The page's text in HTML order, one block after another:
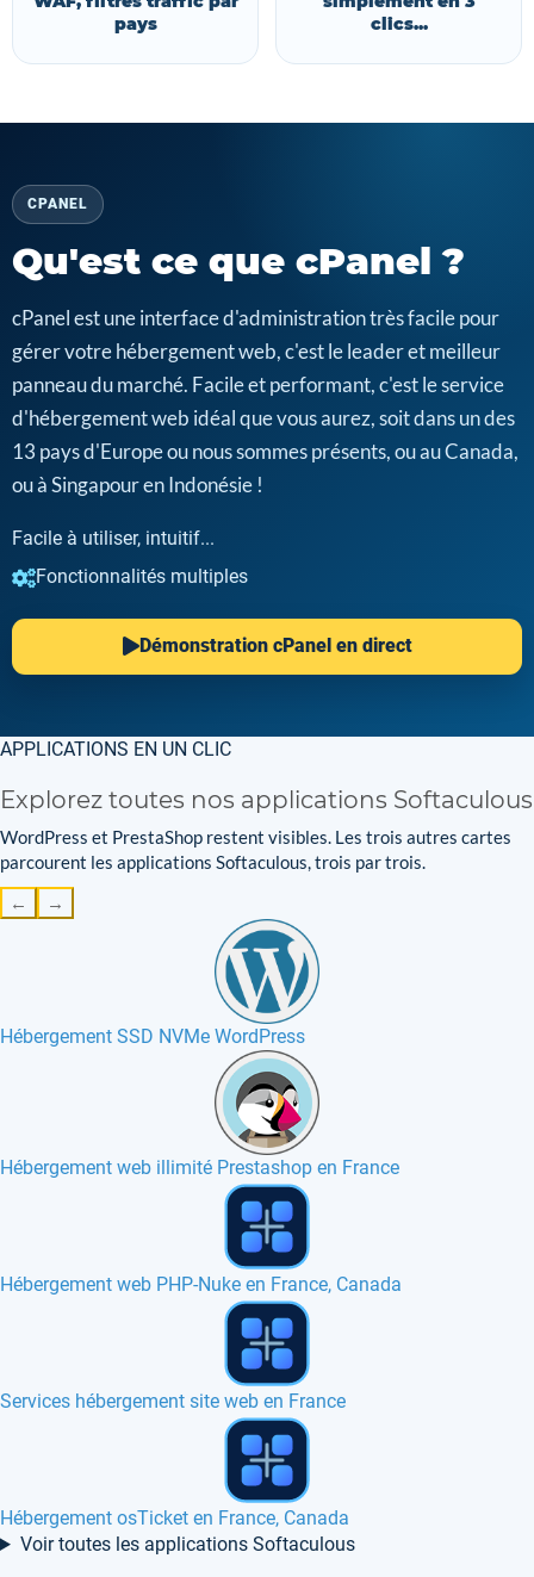
pays
clics...
CPANEL
Qu'est ce que cPanel ?
cPanel est une interface d'administration très facile pour
gérer votre hébergement web, c'est le leader et meilleur
panneau du marché. Facile et performant, c'est le service
d'hébergement web idéal que vous aurez, soit dans un des
13 pays d'Europe ou nous sommes présents, ou au Canada,
ou à Singapour en Indonésie !
Facile à utiliser, intuitif...
Fonctionnalités multiples
Démonstration cPanel en direct
APPLICATIONS EN UN CLIC
Explorez toutes nos applications Softaculous
WordPress et PrestaShop restent visibles. Les trois autres cartes
parcourent les applications Softaculous, trois par trois.
← →
Hébergement SSD NVMe WordPress
Hébergement web illimité Prestashop en France
Hébergement web Kohana en France
Hébergement web Roundcube en France, Canada
Hébergement web Quick Cart en France
Voir toutes les applications Softaculous